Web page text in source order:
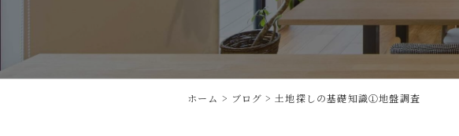
ホーム ブログ 土地探しの基礎知識①地盤調査